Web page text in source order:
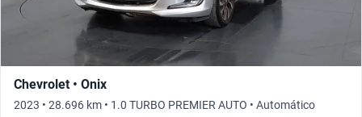
Chevrolet • Onix
2023 • 28.696 km • 1.0 TURBO PREMIER AUTO • Automático